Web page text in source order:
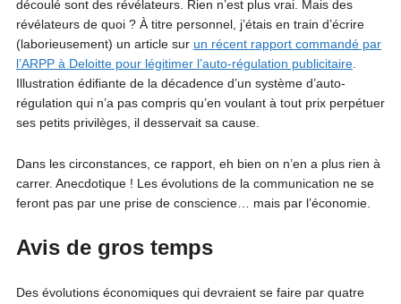
découlé sont des révélateurs. Rien n’est plus vrai. Mais des
révélateurs de quoi ? À titre personnel, j’étais en train d’écrire
(laborieusement) un article sur un récent rapport commandé par
l’ARPP à Deloitte pour légitimer l’auto-régulation publicitaire.
Illustration édifiante de la décadence d’un système d’auto-
régulation qui n’a pas compris qu’en voulant à tout prix perpétuer
ses petits privilèges, il desservait sa cause.
Dans les circonstances, ce rapport, eh bien on n’en a plus rien à
carrer. Anecdotique ! Les évolutions de la communication ne se
feront pas par une prise de conscience… mais par l’économie.
Avis de gros temps
Des évolutions économiques qui devraient se faire par quatre